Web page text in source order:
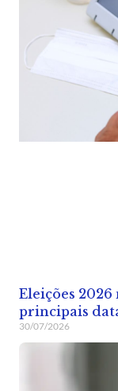
Eleições 2026
principais
30/07/2026